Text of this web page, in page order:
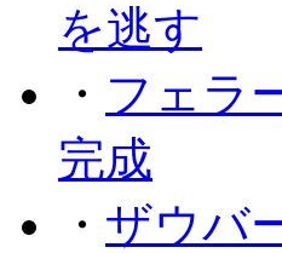
を逃す
・ フェラ
完成
・ ザウバ